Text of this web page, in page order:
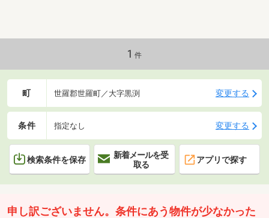
1 件
町 世羅郡世羅町／大字黒渕 変更する
条件 指定なし 変更する
検索条件を保存
新着メールを受
取る
アプリで探す
申し訳ございません。条件にあう物件が少なかった